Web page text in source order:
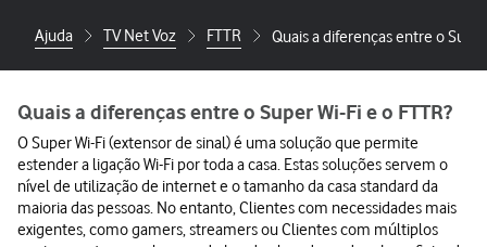
Ajuda TV Net Voz FTTR Quais a diferenças entre o Super
Quais a diferenças entre o Super Wi-Fi e o FTTR?
O Super Wi-Fi (extensor de sinal) é uma solução que permite
estender a ligação Wi-Fi por toda a casa. Estas soluções servem o
nível de utilização de internet e o tamanho da casa standard da
maioria das pessoas. No entanto, Clientes com necessidades mais
exigentes, como gamers, streamers ou Clientes com múltiplos